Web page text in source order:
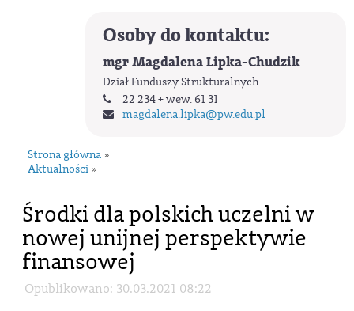
Osoby do kontaktu:
mgr Magdalena Lipka-Chudzik
Dział Funduszy Strukturalnych
22 234 + wew. 61 31
magdalena.lipka@pw.edu.pl
Strona główna »
Aktualności »
Środki dla polskich uczelni w
nowej unijnej perspektywie
finansowej
Opublikowano: 30.03.2021 08:22